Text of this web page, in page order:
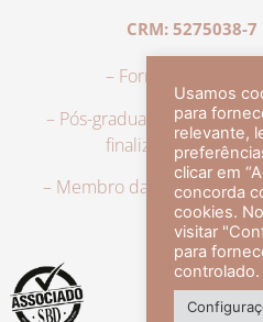
CRM: 5275038-
– Formação em
– Pós-graduação em
finalizado a
– Membro da Sociedade
com título de
veja
Usamos
para
relevante,
clicar em
concorda
cookies.
visitar
para
controlado.